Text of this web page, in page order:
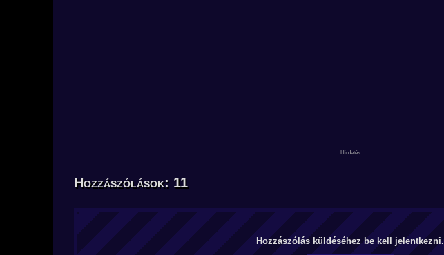
Hozzászólások: 11
Hozzászólás küldéséhez be kell jelentkezni.